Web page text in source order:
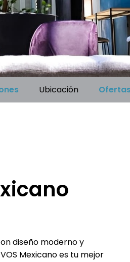
Ubicación
diseño moderno y
Mexicano es tu mejor